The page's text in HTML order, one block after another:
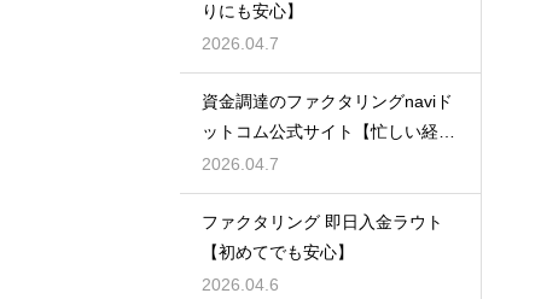
りにも安心】
2026.04.7
資金調達のファクタリングnaviド
ットコム公式サイト【忙しい経営
者必見】
2026.04.7
ファクタリング 即日入金ラウト
【初めてでも安心】
2026.04.6